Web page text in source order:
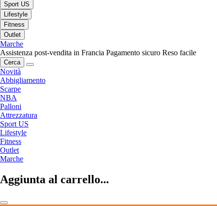
Sport US
Lifestyle
Fitness
Outlet
Marche
Assistenza post-vendita in Francia Pagamento sicuro Reso facile
Cerca
Novità
Abbigliamento
Scarpe
NBA
Palloni
Attrezzatura
Sport US
Lifestyle
Fitness
Outlet
Marche
Aggiunta al carrello...